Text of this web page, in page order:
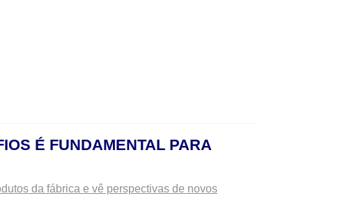
É FUNDAMENTAL PARA
da fábrica e vê perspectivas de novos